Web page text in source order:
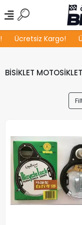
Ücretsiz Kargo!
BİSİKLET